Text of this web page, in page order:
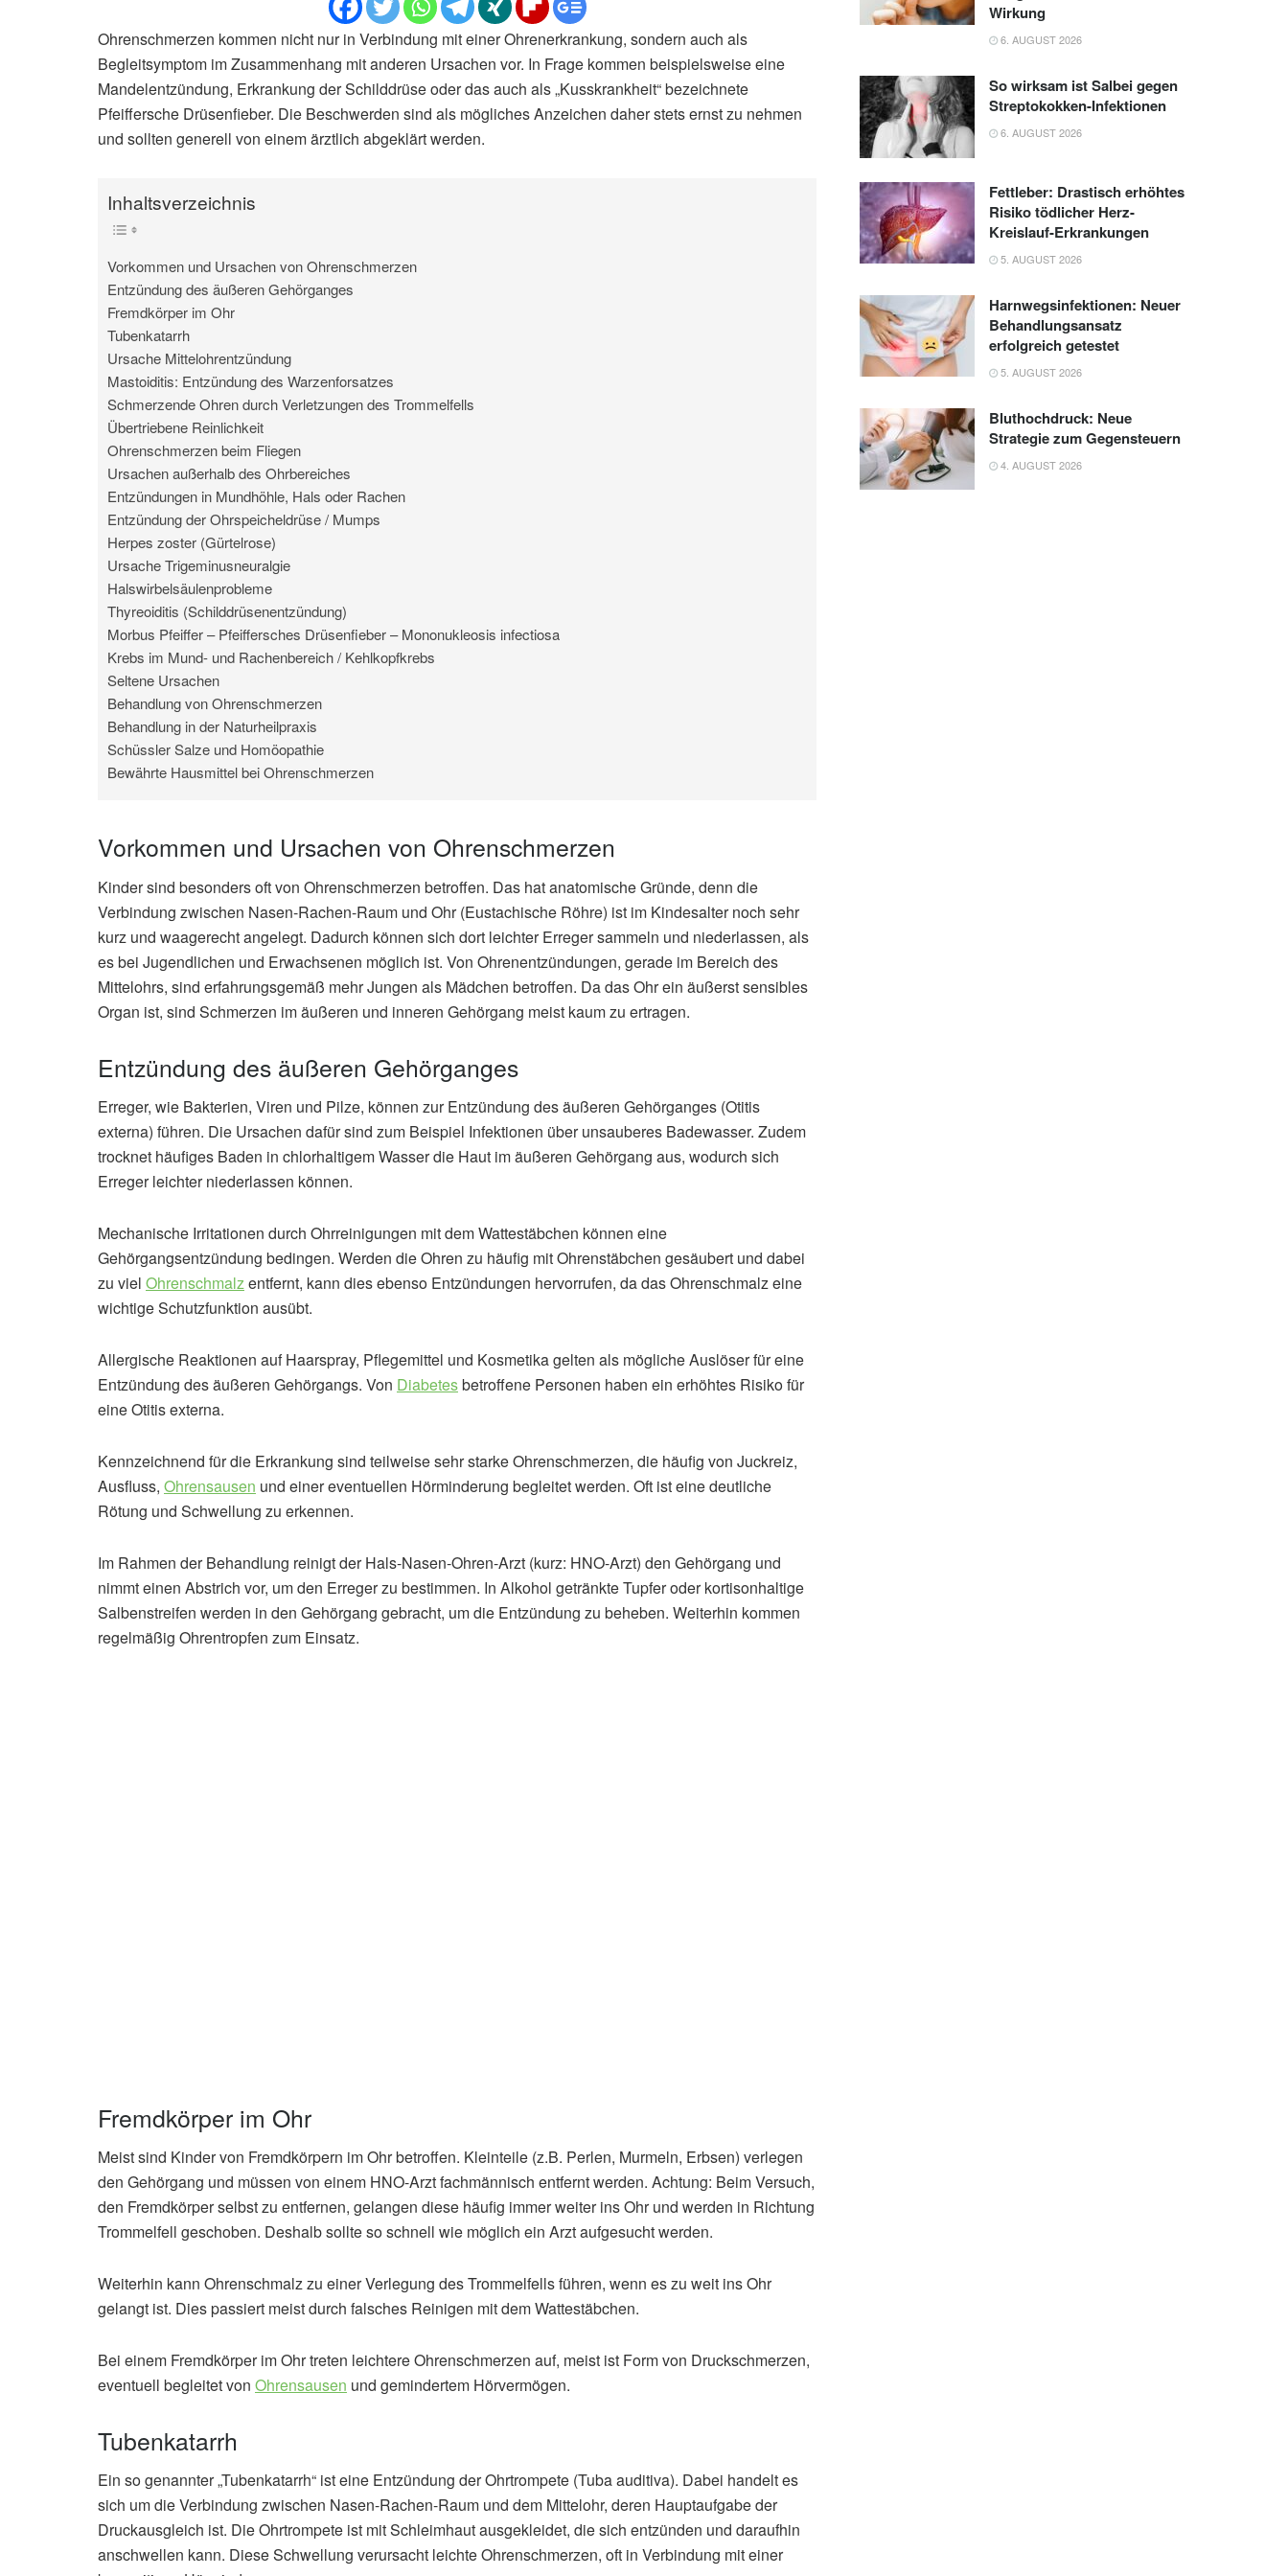
Ohrenschmerzen kommen nicht nur in Verbindung mit einer Ohrenerkrankung, sondern auch als
Begleitsymptom im Zusammenhang mit anderen Ursachen vor. In Frage kommen beispielsweise eine
Mandelentzündung, Erkrankung der Schilddrüse oder das auch als „Kusskrankheit“ bezeichnete
Pfeiffersche Drüsenfieber. Die Beschwerden sind als mögliches Anzeichen daher stets ernst zu nehmen
und sollten generell von einem ärztlich abgeklärt werden.
Inhaltsverzeichnis
Vorkommen und Ursachen von Ohrenschmerzen
Entzündung des äußeren Gehörganges
Fremdkörper im Ohr
Tubenkatarrh
Ursache Mittelohrentzündung
Mastoiditis: Entzündung des Warzenforsatzes
Schmerzende Ohren durch Verletzungen des Trommelfells
Übertriebene Reinlichkeit
Ohrenschmerzen beim Fliegen
Ursachen außerhalb des Ohrbereiches
Entzündungen in Mundhöhle, Hals oder Rachen
Entzündung der Ohrspeicheldrüse / Mumps
Herpes zoster (Gürtelrose)
Ursache Trigeminusneuralgie
Halswirbelsäulenprobleme
Thyreoiditis (Schilddrüsenentzündung)
Morbus Pfeiffer – Pfeiffersches Drüsenfieber – Mononukleosis infectiosa
Krebs im Mund- und Rachenbereich / Kehlkopfkrebs
Seltene Ursachen
Behandlung von Ohrenschmerzen
Behandlung in der Naturheilpraxis
Schüssler Salze und Homöopathie
Bewährte Hausmittel bei Ohrenschmerzen
Vorkommen und Ursachen von Ohrenschmerzen
Kinder sind besonders oft von Ohrenschmerzen betroffen. Das hat anatomische Gründe, denn die
Verbindung zwischen Nasen-Rachen-Raum und Ohr (Eustachische Röhre) ist im Kindesalter noch sehr
kurz und waagerecht angelegt. Dadurch können sich dort leichter Erreger sammeln und niederlassen, als
es bei Jugendlichen und Erwachsenen möglich ist. Von Ohrenentzündungen, gerade im Bereich des
Mittelohrs, sind erfahrungsgemäß mehr Jungen als Mädchen betroffen. Da das Ohr ein äußerst sensibles
Organ ist, sind Schmerzen im äußeren und inneren Gehörgang meist kaum zu ertragen.
Entzündung des äußeren Gehörganges
Erreger, wie Bakterien, Viren und Pilze, können zur Entzündung des äußeren Gehörganges (Otitis
externa) führen. Die Ursachen dafür sind zum Beispiel Infektionen über unsauberes Badewasser. Zudem
trocknet häufiges Baden in chlorhaltigem Wasser die Haut im äußeren Gehörgang aus, wodurch sich
Erreger leichter niederlassen können.
Mechanische Irritationen durch Ohrreinigungen mit dem Wattestäbchen können eine
Gehörgangsentzündung bedingen. Werden die Ohren zu häufig mit Ohrenstäbchen gesäubert und dabei
zu viel Ohrenschmalzentfernt, kann dies ebenso Entzündungen hervorrufen, da das Ohrenschmalz eine
wichtige Schutzfunktion ausübt.
Allergische Reaktionen auf Haarspray, Pflegemittel und Kosmetika gelten als mögliche Auslöser für eine
Entzündung des äußeren Gehörgangs. Von Diabetesbetroffene Personen haben ein erhöhtes Risiko für
eine Otitis externa.
Kennzeichnend für die Erkrankung sind teilweise sehr starke Ohrenschmerzen, die häufig von Juckreiz,
Ausfluss, Ohrensausen und einer eventuellen Hörminderung begleitet werden. Oft ist eine deutliche
Rötung und Schwellung zu erkennen.
Im Rahmen der Behandlung reinigt der Hals-Nasen-Ohren-Arzt (kurz: HNO-Arzt) den Gehörgang und
nimmt einen Abstrich vor, um den Erreger zu bestimmen. In Alkohol getränkte Tupfer oder kortisonhaltige
Salbenstreifen werden in den Gehörgang gebracht, um die Entzündung zu beheben. Weiterhin kommen
regelmäßig Ohrentropfen zum Einsatz.
Fremdkörper im Ohr
Meist sind Kinder von Fremdkörpern im Ohr betroffen. Kleinteile (z.B. Perlen, Murmeln, Erbsen) verlegen
den Gehörgang und müssen von einem HNO-Arzt fachmännisch entfernt werden. Achtung: Beim Versuch,
den Fremdkörper selbst zu entfernen, gelangen diese häufig immer weiter ins Ohr und werden in Richtung
Trommelfell geschoben. Deshalb sollte so schnell wie möglich ein Arzt aufgesucht werden.
Weiterhin kann Ohrenschmalz zu einer Verlegung des Trommelfells führen, wenn es zu weit ins Ohr
gelangt ist. Dies passiert meist durch falsches Reinigen mit dem Wattestäbchen.
Bei einem Fremdkörper im Ohr treten leichtere Ohrenschmerzen auf, meist ist Form von Druckschmerzen,
eventuell begleitet von Ohrensausen und gemindertem Hörvermögen.
Tubenkatarrh
Ein so genannter „Tubenkatarrh“ ist eine Entzündung der Ohrtrompete (Tuba auditiva). Dabei handelt es
sich um die Verbindung zwischen Nasen-Rachen-Raum und dem Mittelohr, deren Hauptaufgabe der
Druckausgleich ist. Die Ohrtrompete ist mit Schleimhaut ausgekleidet, die sich entzünden und daraufhin
anschwellen kann. Diese Schwellung verursacht leichte Ohrenschmerzen, oft in Verbindung mit einer
Wirkung
6. AUGUST 2026
So wirksam ist Salbei gegen
Streptokokken-Infektionen
6. AUGUST 2026
Fettleber: Drastisch erhöhtes
Risiko tödlicher Herz-
Kreislauf-Erkrankungen
5. AUGUST 2026
Harnwegsinfektionen: Neuer
Behandlungsansatz
erfolgreich getestet
5. AUGUST 2026
Bluthochdruck: Neue
Strategie zum Gegensteuern
4. AUGUST 2026